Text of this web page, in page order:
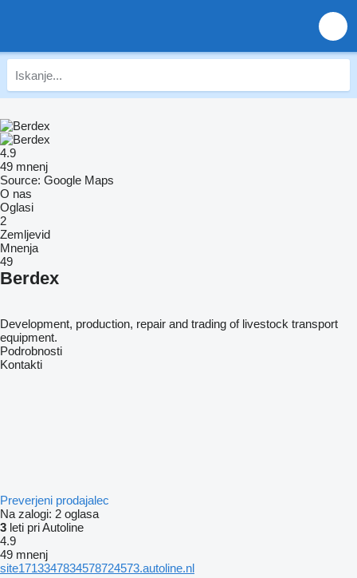
4.9
49 mnenj
Source: Google Maps
O nas
Oglasi
2
Zemljevid
Mnenja
49
Berdex
Development, production, repair and trading of livestock transport
equipment.
Podrobnosti
Kontakti
Preverjeni prodajalec
Na zalogi: 2 oglasa
3 leti pri Autoline
4.9
49 mnenj
site1713347834578724573.autoline.nl